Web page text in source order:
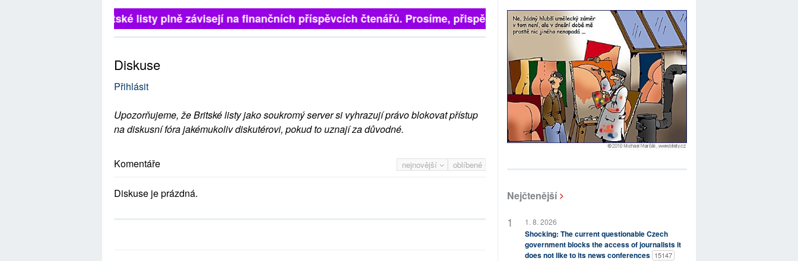
Britské listy plně závisejí na finančních příspěvcích čtenářů. Prosíme, přispějte. ➥
Diskuse
Přihlásit
Upozorňujeme, že Britské listy jako soukromý server si vyhrazují právo blokovat přístup
na diskusní fóra jakémukoliv diskutérovi, pokud to uznají za důvodné.
nejnovější oblíbené
Komentáře
Diskuse je prázdná. Nejčtenější
1. 8. 2026
Shocking: The current questionable Czech
government blocks the access of journalists it
does not like to its news conferences 15147